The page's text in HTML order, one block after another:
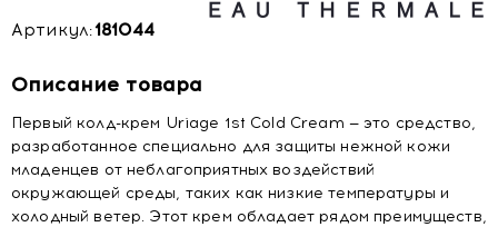
Артикул:181044
Описание товара
Первый колд-крем Uriage 1st Cold Cream — это средство,
разработанное специально для защиты нежной кожи
младенцев от неблагоприятных воздействий
окружающей среды, таких как низкие температуры и
холодный ветер. Этот крем обладает рядом преимуществ,